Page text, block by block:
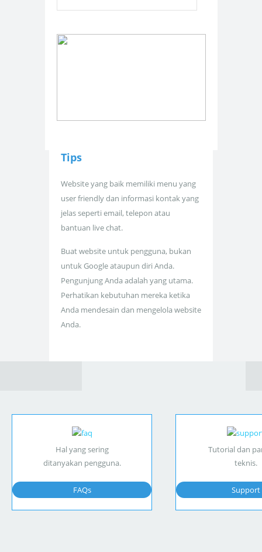
Tips
Website yang baik memiliki menu yang
user friendly dan informasi kontak yang
jelas seperti email, telepon atau
bantuan live chat.
Buat website untuk pengguna, bukan
untuk Google ataupun diri Anda.
Pengunjung Anda adalah yang utama.
Perhatikan kebutuhan mereka ketika
Anda mendesain dan mengelola website
Anda.
Hal yang sering
ditanyakan pengguna.
FAQs
Tutorial dan
teknis.
Support